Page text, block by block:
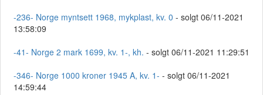
-236- Norge myntsett 1968, mykplast, kv. 0 - solgt 06/11-2021
13:58:09
-41- Norge 2 mark 1699, kv. 1-, kh. - solgt 06/11-2021 11:29:51
-346- Norge 1000 kroner 1945 A, kv. 1- - solgt 06/11-2021
14:59:44